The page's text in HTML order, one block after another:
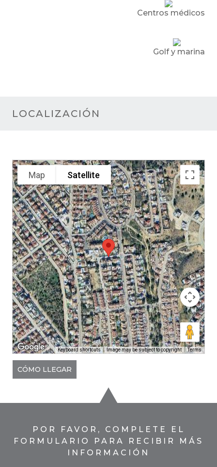
Centros médicos
Golf y marina
LOCALIZACIÓN
Map Satellite
Keyboard shortcuts Image may be subject to copyright Terms
CÓMO LLEGAR
POR FAVOR, COMPLETE EL
FORMULARIO PARA RECIBIR MÁS
INFORMACIÓN